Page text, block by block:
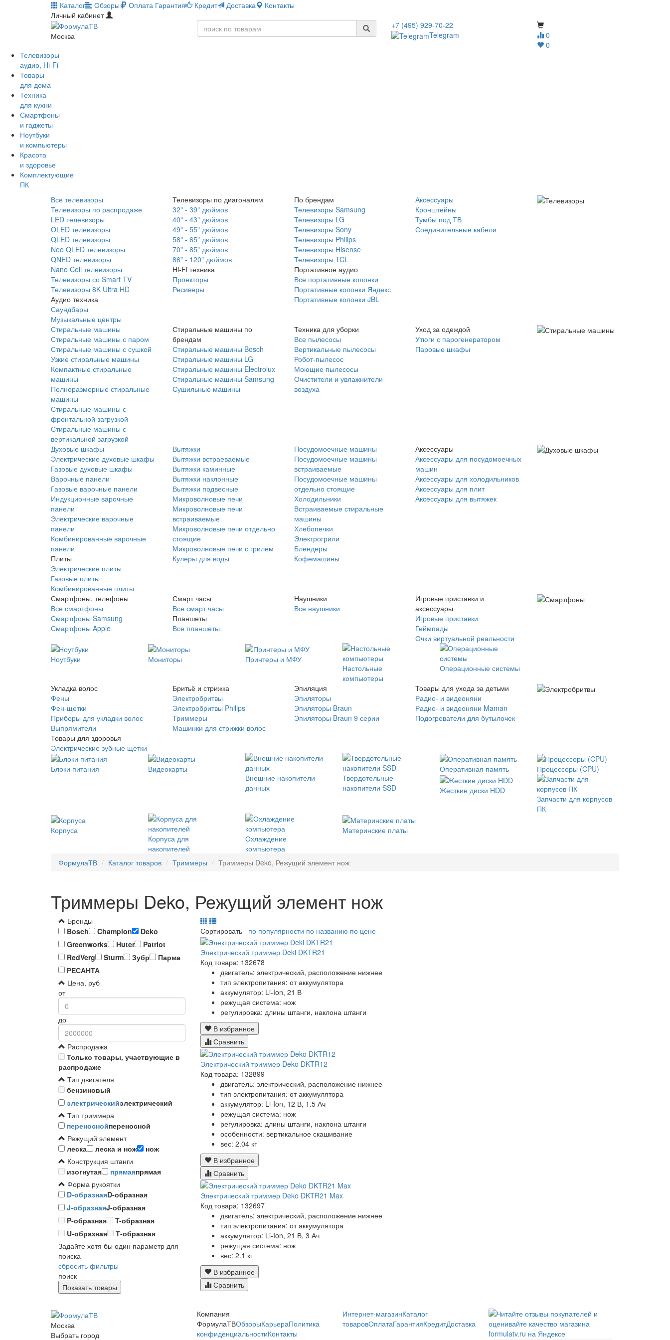
Каталог Обзоры Оплата Гарантия Кредит Доставка
Контакты
Личный кабинет
Москва
0
0
+7 (495) 929-70-22
Telegram
Телевизоры
аудио, Hi-Fi
Товары
для дома
Техника
для кухни
Смартфоны
и гаджеты
Ноутбуки
и компьютеры
Красота
и здоровье
Комплектующие
ПК
Все телевизоры
Телевизоры по распродаже
LED телевизоры
OLED телевизоры
QLED телевизоры
Neo QLED телевизоры
QNED телевизоры
Nano Cell телевизоры
Телевизоры со Smart TV
Телевизоры 8K Ultra HD
Аудио техника
Саундбары
Музыкальные центры
Телевизоры по диагоналям
32" - 39" дюймов
40" - 43" дюймов
49" - 55" дюймов
58" - 65" дюймов
70" - 85" дюймов
86" - 120" дюймов
Hi-Fi техника
Проекторы
Ресиверы
По брендам
Телевизоры Samsung
Телевизоры LG
Телевизоры Sony
Телевизоры Philips
Телевизоры Hisense
Телевизоры TCL
Портативное аудио
Все портативные колонки
Портативные колонки Яндекс
Портативные колонки JBL
Аксессуары
Кронштейны
Тумбы под ТВ
Соединительные кабели
Стиральные машины
Стиральные машины с паром
Стиральные машины с сушкой
Узкие стиральные машины
Компактные стиральные
машины
Полноразмерные стиральные
машины
Стиральные машины с
фронтальной загрузкой
Стиральные машины с
вертикальной загрузкой
Стиральные машины по
брендам
Стиральные машины Bosch
Стиральные машины LG
Стиральные машины Electrolux
Стиральные машины Samsung
Сушильные машины
Техника для уборки
Все пылесосы
Вертикальные пылесосы
Робот-пылесос
Моющие пылесосы
Очистители и увлажнители
воздуха
Уход за одеждой
Утюги с парогенератором
Паровые шкафы
Духовые шкафы
Электрические духовые шкафы
Газовые духовые шкафы
Варочные панели
Газовые варочные панели
Индукционные варочные
панели
Электрические варочные
панели
Комбинированные варочные
панели
Плиты
Электрические плиты
Газовые плиты
Комбинированные плиты
Вытяжки
Вытяжки встраеваемые
Вытяжки каминные
Вытяжки наклонные
Вытяжки подвесные
Микроволновые печи
Микроволновые печи
встраиваемые
Микроволновые печи отдельно
стоящие
Микроволновые печи с грилем
Кулеры для воды
Посудомоечные машины
Посудомоечные машины
встраиваемые
Посудомоечные машины
отдельно стоящие
Холодильники
Встраиваемые стиральные
машины
Хлебопечки
Электрогрили
Блендеры
Кофемашины
Аксессуары
Аксессуары для посудомоечных
машин
Аксессуары для холодильников
Аксессуары для плит
Аксессуары для вытяжек
Смартфоны, телефоны
Все смартфоны
Смартфоны Samsung
Смартфоны Apple
Смарт часы
Все смарт часы
Планшеты
Все планшеты
Наушники
Все наушники
Игровые приставки и
аксессуары
Игровые приставки
Геймпады
Очки виртуальной реальности
Ноутбуки Мониторы
Принтеры и МФУ
Настольные
компьютеры
Операционные системы
Укладка волос
Фены
Фен-щетки
Приборы для укладки волос
Выпрямители
Товары для здоровья
Электрические зубные щетки
Бритьё и стрижка
Электробритвы
Электробритвы Philips
Триммеры
Машинки для стрижки волос
Эпиляция
Эпиляторы
Эпиляторы Braun
Эпиляторы Braun 9 серии
Товары для ухода за детьми
Радио- и видеоняни
Радио- и видеоняни Maman
Подогреватели для бутылочек
Блоки питания
Видеокарты
Внешние накопители
данных
Твердотельные
накопители SSD
Оперативная память Процессоры (CPU)
Жесткие диски HDD
Запчасти для корпусов
ПК
Корпуса
Корпуса для
накопителей
Охлаждение
компьютера
Материнские платы
ФормулаТВ Каталог товаров Триммеры Триммеры Deko, Режущий элемент нож
Триммеры Deko, Режущий элемент нож
Бренды
Bosch
Champion
Deko
Greenworks
Huter
Patriot
RedVerg
Sturm Зубр
Парма
РЕСАНТА
Цена, руб
от
до
Распродажа
Только товары, участвующие в
распродаже
Тип двигателя
бензиновый
электрическийэлектрический
Тип триммера
переноснойпереносной
Режущий элемент
леска
леска и нож
нож
Конструкция штанги
изогнутая
прямаяпрямая
Форма рукоятки
D-образнаяD-образная
J-образнаяJ-образная
P-образная
T-образная
U-образная
Т-образная
Задайте хотя бы один параметр для
поиска
сбросить фильтры
поиск
Сортировать по популярности по названию по цене
Электрический триммер Deki DKTR21
Код товара: 132678
двигатель: электрический, расположение нижнее
тип электропитания: от аккумулятора
аккумулятор: Li-Ion, 21 В
режущая система: нож
регулировка: длины штанги, наклона штанги
В избранное
Сравнить
Электрический триммер Deko DKTR12
Код товара: 132899
двигатель: электрический, расположение нижнее
тип электропитания: от аккумулятора
аккумулятор: Li-Ion, 12 В, 1.5 Ач
режущая система: нож
регулировка: длины штанги, наклона штанги
особенности: вертикальное скашивание
вес: 2.04 кг
В избранное
Сравнить
Электрический триммер Deko DKTR21 Max
Код товара: 132697
двигатель: электрический, расположение нижнее
тип электропитания: от аккумулятора
аккумулятор: Li-Ion, 21 В, 3 Ач
режущая система: нож
вес: 2.1 кг
В избранное
Сравнить
Москва
Выбрать город
Компания
ФормулаТВОбзорыКарьераПолитика
конфиденциальностиКонтакты
Интернет-магазинКаталог
товаровОплатаГарантияКредитДоставка